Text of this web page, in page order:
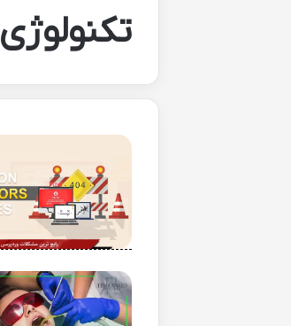
تکنولوژی